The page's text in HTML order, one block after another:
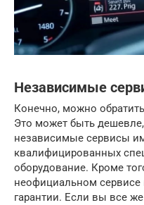
Независимые
Конечно, можно
Это может быть
независимые сервисы
квалифицированных
оборудование. Кроме
неофициальном сервисе
гарантии. Если вы все